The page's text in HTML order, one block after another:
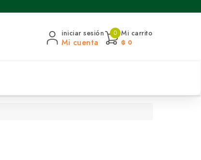
iniciar sesión
Mi cuenta
0 Mi carrito
₲ 0